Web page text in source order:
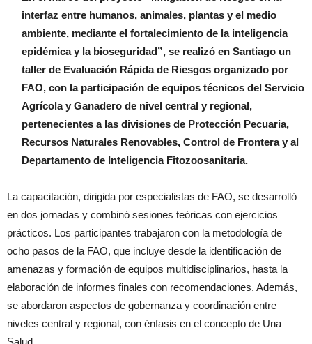
interfaz entre humanos, animales, plantas y el medio
ambiente, mediante el fortalecimiento de la inteligencia
epidémica y la bioseguridad”, se realizó en Santiago un
taller de Evaluación Rápida de Riesgos organizado por
FAO, con la participación de equipos técnicos del Servicio
Agrícola y Ganadero de nivel central y regional,
pertenecientes a las divisiones de Protección Pecuaria,
Recursos Naturales Renovables, Control de Frontera y al
Departamento de Inteligencia Fitozoosanitaria.
La capacitación, dirigida por especialistas de FAO, se desarrolló
en dos jornadas y combinó sesiones teóricas con ejercicios
prácticos. Los participantes trabajaron con la metodología de
ocho pasos de la FAO, que incluye desde la identificación de
amenazas y formación de equipos multidisciplinarios, hasta la
elaboración de informes finales con recomendaciones. Además,
se abordaron aspectos de gobernanza y coordinación entre
niveles central y regional, con énfasis en el concepto de Una
Salud.